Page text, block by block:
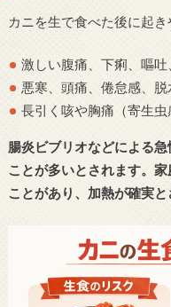
カニを生で食べた後に起
激しい腹痛、下痢、嘔吐
悪寒、頭痛、倦怠感、脱
長引く咳や胸痛（寄生虫
腸炎ビブリオなどによる
ことが多いとされます。
ことがあり、加熱が確実と